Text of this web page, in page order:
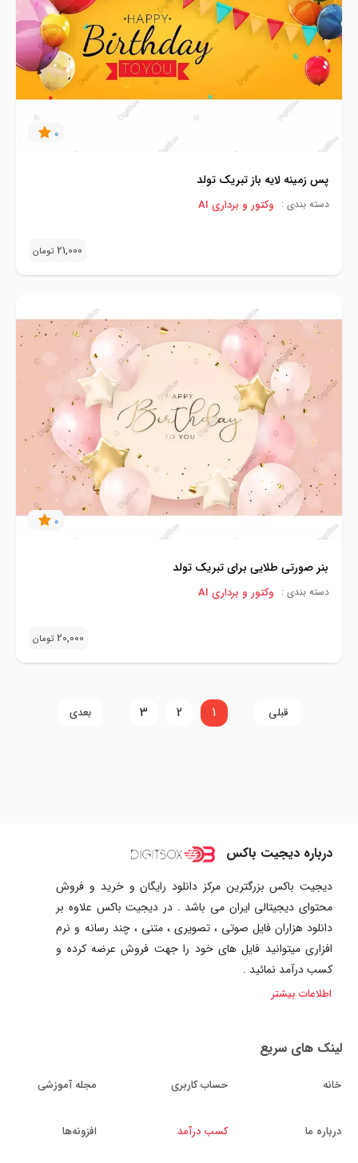
0
پس زمینه لایه باز تبریک تولد
دسته بندی : وکتور و برداری AI
21,000 تومان
0
بنر صورتی طلایی برای تبریک تولد
دسته بندی : وکتور و برداری AI
20,000 تومان
قبلی 1
2
3 بعدی
درباره دیجیت باکس
دیجیت باکس بزرگترین مرکز دانلود رایگان و خرید و فروش
محتوای دیجیتالی ایران می باشد . در دیجیت باکس علاوه بر
دانلود هزاران فایل صوتی ، تصویری ، متنی ، چند رسانه و نرم
افزاری میتوانید فایل های خود را جهت فروش عرضه کرده و
کسب درآمد نمائید .
اطلاعات بیشتر
لینک های سریع
خانه
درباره ما
حساب کاربری
کسب درآمد
مجله آموزشی
افزونه‌ها